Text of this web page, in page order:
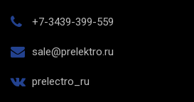
+7-3439-399-559
sale@prelektro.ru
prelectro_ru